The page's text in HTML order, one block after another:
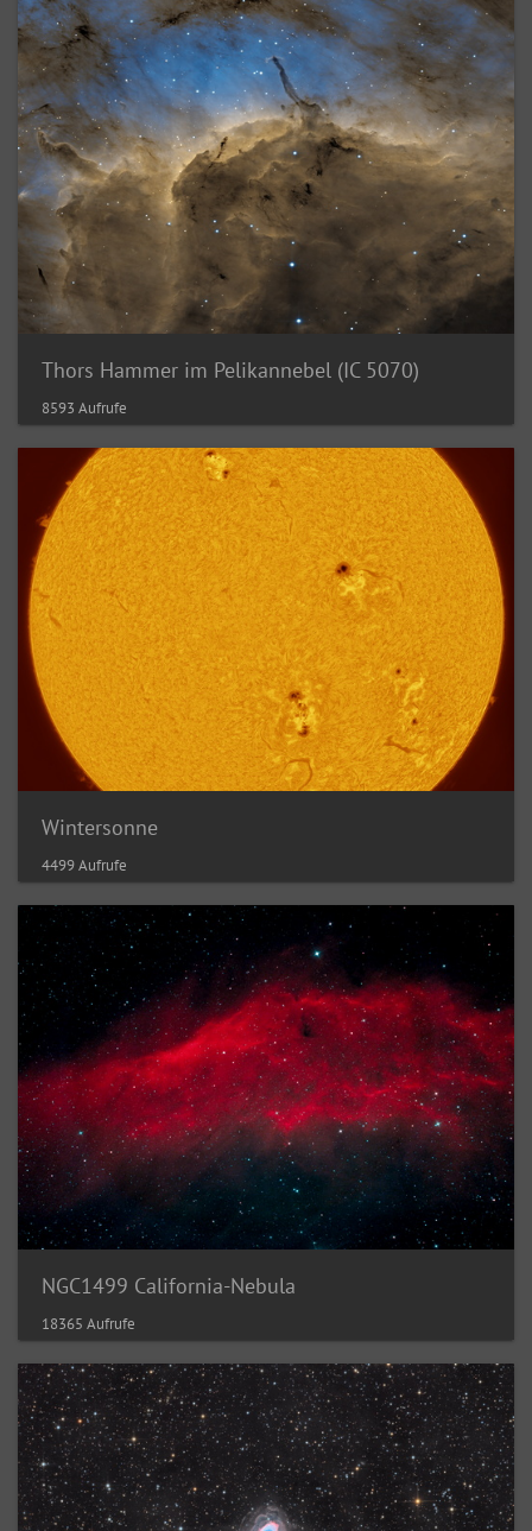
Thors Hammer im Pelikannebel (IC 5070)
8593 Aufrufe
Wintersonne
4499 Aufrufe
NGC1499 California-Nebula
18365 Aufrufe